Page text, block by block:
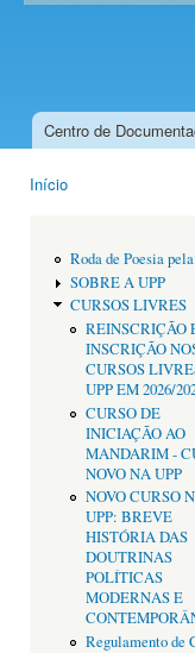
Menu principal
Centro de
Início
Roda de Poesia
SOBRE A UPP
CURSOS LIVRES
REINSCRIÇÃO
INSCRIÇÃO
CURSOS
UPP EM 2026/
CURSO DE
INICIAÇÃO AO
MANDARIM -
NOVO NA UPP
NOVO CURSO
UPP: BREVE
HISTÓRIA DAS
DOUTRINAS
POLÍTICAS
MODERNAS E
Regulamento de